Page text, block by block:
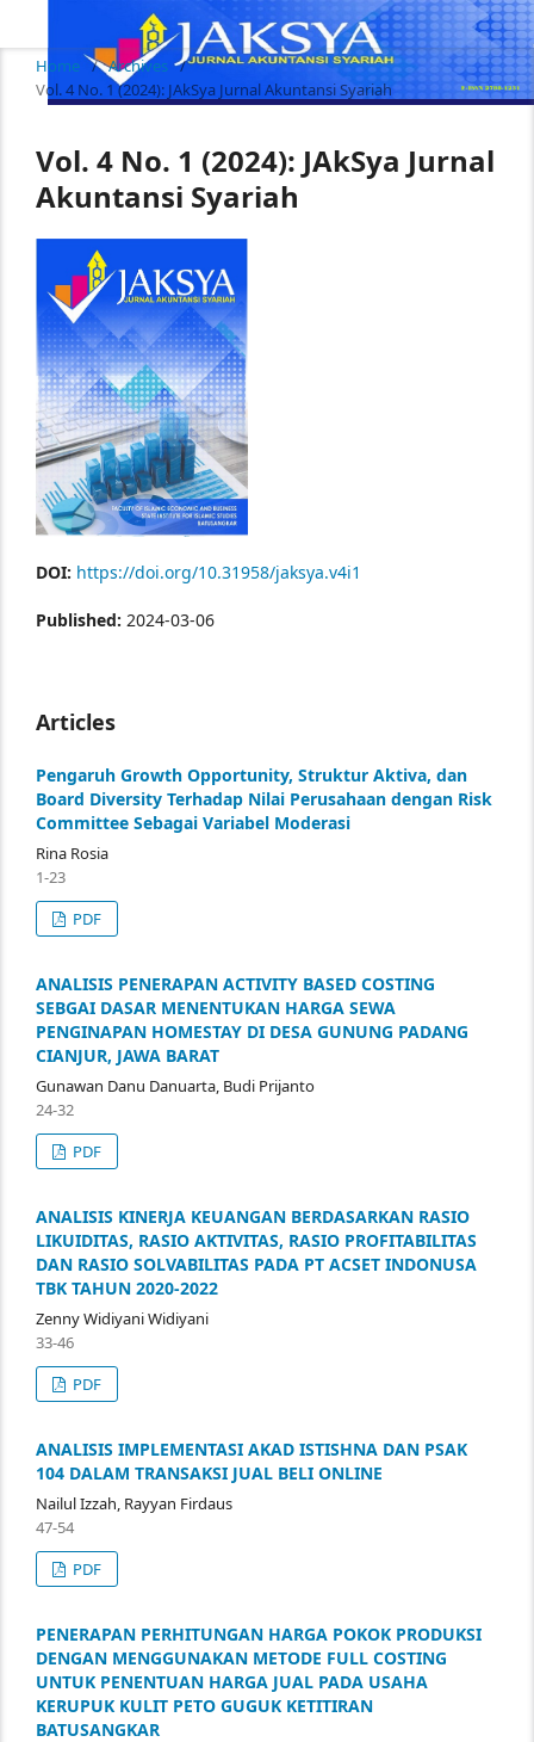
Home / Archives /
Vol. 4 No. 1 (2024): JAkSya Jurnal Akuntansi Syariah
Vol. 4 No. 1 (2024): JAkSya Jurnal
Akuntansi Syariah
DOI: https://doi.org/10.31958/jaksya.v4i1
Published: 2024-03-06
Articles
Pengaruh Growth Opportunity, Struktur Aktiva, dan
Board Diversity Terhadap Nilai Perusahaan dengan Risk
Committee Sebagai Variabel Moderasi
Rina Rosia
1-23
PDF
ANALISIS PENERAPAN ACTIVITY BASED COSTING
SEBGAI DASAR MENENTUKAN HARGA SEWA
PENGINAPAN HOMESTAY DI DESA GUNUNG PADANG
CIANJUR, JAWA BARAT
Gunawan Danu Danuarta, Budi Prijanto
24-32
PDF
ANALISIS KINERJA KEUANGAN BERDASARKAN RASIO
LIKUIDITAS, RASIO AKTIVITAS, RASIO PROFITABILITAS
DAN RASIO SOLVABILITAS PADA PT ACSET INDONUSA
TBK TAHUN 2020-2022
Zenny Widiyani Widiyani
33-46
PDF
ANALISIS IMPLEMENTASI AKAD ISTISHNA DAN PSAK
104 DALAM TRANSAKSI JUAL BELI ONLINE
Nailul Izzah, Rayyan Firdaus
47-54
PDF
PENERAPAN PERHITUNGAN HARGA POKOK PRODUKSI
DENGAN MENGGUNAKAN METODE FULL COSTING
UNTUK PENENTUAN HARGA JUAL PADA USAHA
KERUPUK KULIT PETO GUGUK KETITIRAN
BATUSANGKAR